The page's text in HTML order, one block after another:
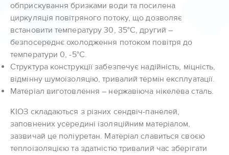
обприскування бризками води та посилена
циркуляція повітряного потоку, що дозволяє
встановити температуру 30, 35°С, другий –
безпосереднє охолодження потоком повітря до
температури 0, -5°С.
Структура конструкції забезпечує надійність, міцність,
відмінну шумоізоляцію, тривалий термін експлуатації.
Матеріал виготовлення – нержавіюча нікелева сталь.
КІОЗ складаються з різних сендвіч-панелей,
заповнених усередині ізоляційним матеріалом,
зазвичай це поліуретан. Матеріал славиться своєю
теплоізоляцією та здатністю тривалий час зберігати